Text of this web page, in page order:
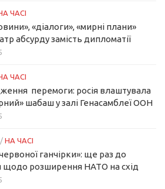
ЧАСІ
«діалоги», «мирні плани»
абсурду замість дипломатії
ЧАСІ
перемоги: росія влаштувала
шабаш у залі Генасамблеї ООН
/ НА ЧАСІ
ганчірки»: ще раз до
щодо розширення НАТО на схід